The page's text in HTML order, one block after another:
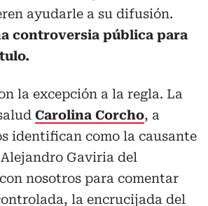
ayudarle a su difusión.
controversia pública para
la excepción a la regla. La
Carolina Corcho, a
identifican como la causante
Gaviria del
nosotros para comentar
la encrucijada del